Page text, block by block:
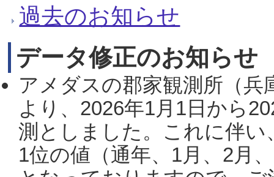
過去のお知らせ
データ修正のお知らせ
アメダスの郡家観測所（
より、2026年1月1日から
測としました。これに伴い
1位の値（通年、1月、2月